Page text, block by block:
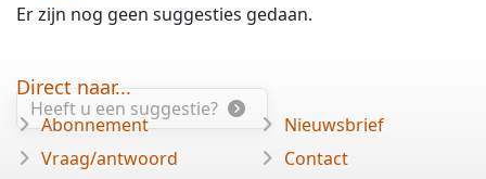
Er zijn nog geen suggesties gedaan.
Heeft u een suggestie?
Direct naar...
Abonnement
Vraag/antwoord
Nieuwsbrief
Contact